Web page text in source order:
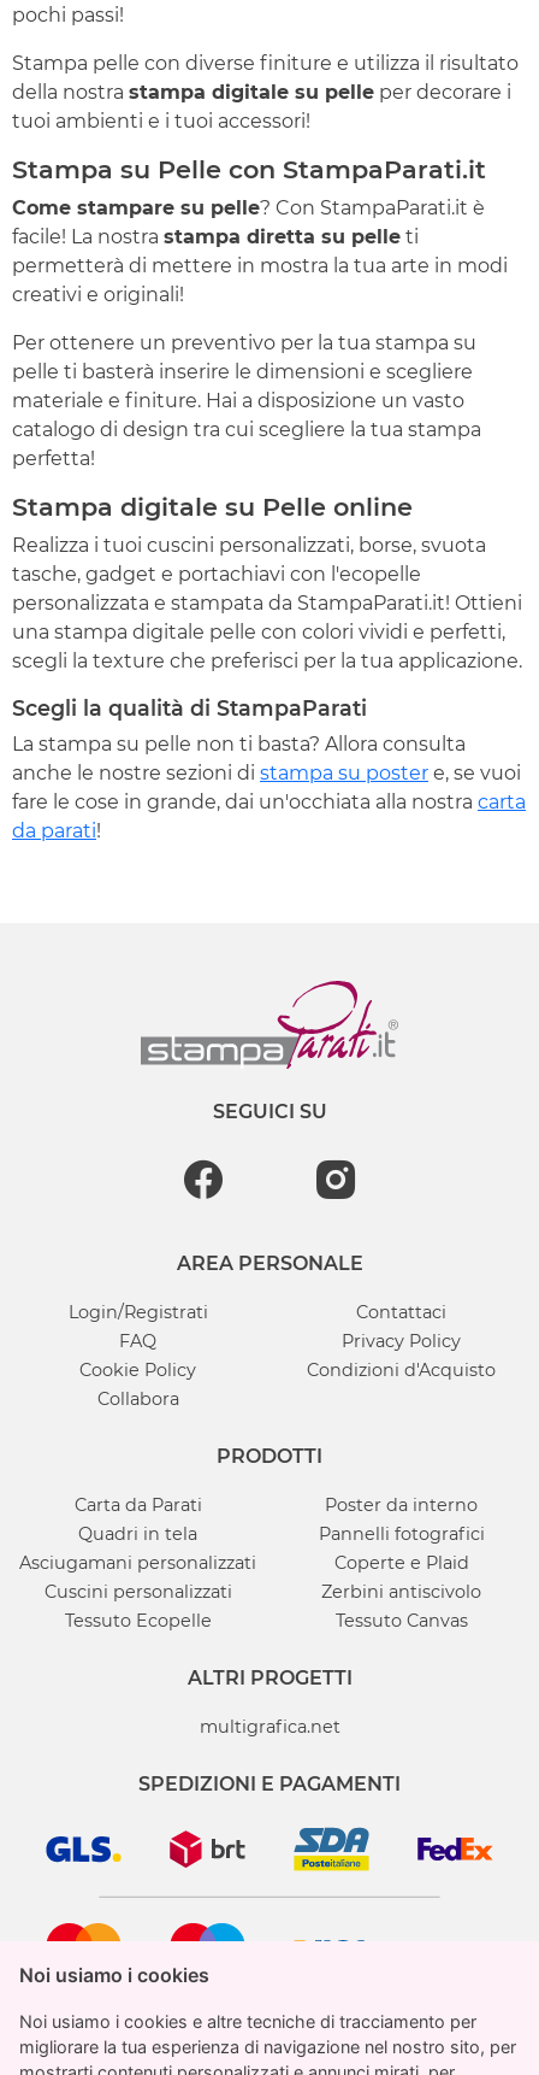
Noi usiamo i cookies
Noi usiamo i cookies e altre tecniche di tracciamento per
migliorare la tua esperienza di navigazione nel nostro sito, per
Noi usiamo i cookies
Noi usiamo i cookies e altre tecniche di tracciamento per
migliorare la tua esperienza di navigazione nel nostro sito, per
pochi passi!
Stampa pelle con diverse finiture e utilizza il risultato
della nostra stampa digitale su pelle per decorare i
tuoi ambienti e i tuoi accessori!
Stampa su Pelle con StampaParati.it
Come stampare su pelle? Con StampaParati.it è
facile! La nostra stampa diretta su pelle ti
permetterà di mettere in mostra la tua arte in modi
creativi e originali!
Per ottenere un preventivo per la tua stampa su
pelle ti basterà inserire le dimensioni e scegliere
materiale e finiture. Hai a disposizione un vasto
catalogo di design tra cui scegliere la tua stampa
perfetta!
Stampa digitale su Pelle online
Realizza i tuoi cuscini personalizzati, borse, svuota
tasche, gadget e portachiavi con l'ecopelle
personalizzata e stampata da StampaParati.it! Ottieni
una stampa digitale pelle con colori vividi e perfetti,
scegli la texture che preferisci per la tua applicazione.
Scegli la qualità di StampaParati
La stampa su pelle non ti basta? Allora consulta
anche le nostre sezioni di stampa su poster e, se vuoi
fare le cose in grande, dai un'occhiata alla nostra carta
da parati!
SEGUICI SU
AREA PERSONALE
Login/Registrati
Contattaci
FAQ
Privacy Policy
Cookie Policy
Condizioni d'Acquisto
Collabora
PRODOTTI
Carta da Parati
Poster da interno
Quadri in tela
Pannelli fotografici
Asciugamani personalizzati
Coperte e Plaid
Cuscini personalizzati
Zerbini antiscivolo
Tessuto Ecopelle
Tessuto Canvas
ALTRI PROGETTI
multigrafica.net
SPEDIZIONI E PAGAMENTI